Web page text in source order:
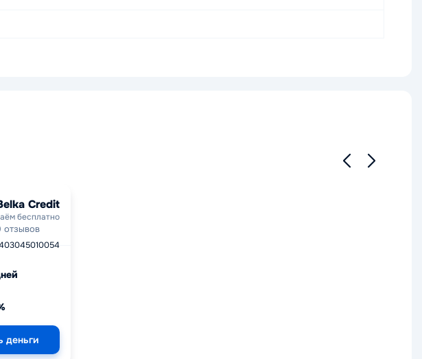
Credit
бесплатно
отзывов
деньги